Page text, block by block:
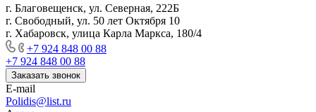
г. Благовещенск, ул. Северная, 222Б
г. Свободный, ул. 50 лет Октября 10
г. Хабаровск, улица Карла Маркса, 180/4
+7 924 848 00 88
+7 924 848 00 88
Заказать звонок
E-mail
Polidis@list.ru